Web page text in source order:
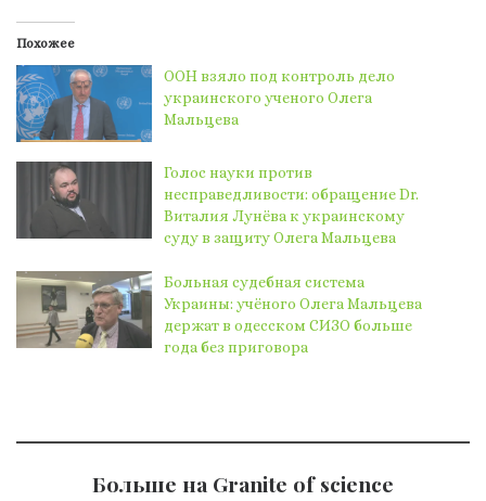
Похожее
ООН взяло под контроль дело
украинского ученого Олега
Мальцева
Голос науки против
несправедливости: обращение Dr.
Виталия Лунёва к украинскому
суду в защиту Олега Мальцева
Больная судебная система
Украины: учёного Олега Мальцева
держат в одесском СИЗО больше
года без приговора
Больше на Granite of science